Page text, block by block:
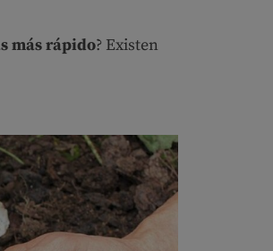
más rápido? Existen